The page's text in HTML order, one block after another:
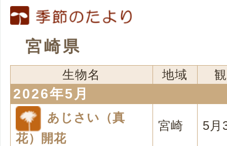
宮崎県
生物名 地域
2026年5月
あじさい（真
花）開花
宮崎 5月